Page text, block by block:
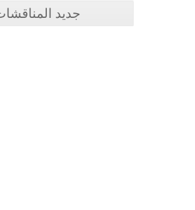
جديد المناقشات